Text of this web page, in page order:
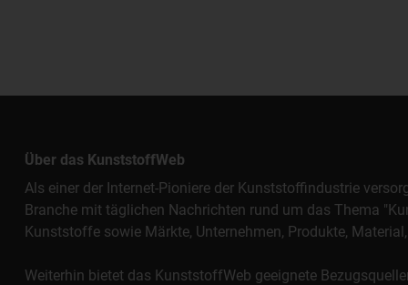
Über das KunststoffWeb
Als einer der Internet-Pioniere der Kunststoffindustrie
Branche mit täglichen Nachrichten rund um das Thema
Kunststoffe sowie Märkte, Unternehmen, Produkte,
Weiterhin bietet das KunststoffWeb geeignete